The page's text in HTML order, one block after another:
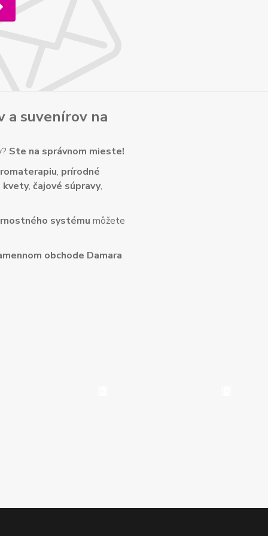
a suvenírov na
Ste na správnom mieste!
, prírodné
kvety, čajové súpravy,
systému môžete
obchode Damara